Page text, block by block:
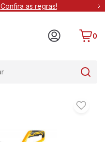
Confira as regras!
0